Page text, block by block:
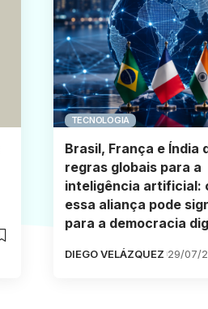
TECNOLOGIA
Brasil, França e Índia
regras globais para a
inteligência artificial:
essa aliança pode
para a democracia
DIEGO VELÁZQUEZ 29/07/